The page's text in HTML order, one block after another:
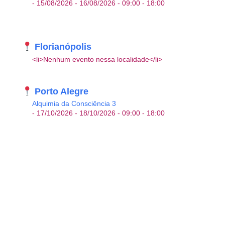
- 15/08/2026 - 16/08/2026 - 09:00 - 18:00
Florianópolis
<li>Nenhum evento nessa localidade</li>
Porto Alegre
Alquimia da Consciência 3
- 17/10/2026 - 18/10/2026 - 09:00 - 18:00